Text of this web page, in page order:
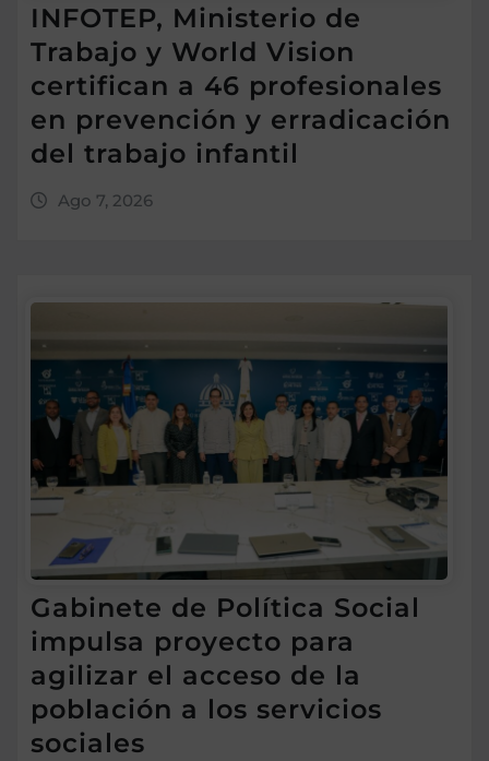
INFOTEP, Ministerio de
Trabajo y World Vision
certifican a 46 profesionales
en prevención y erradicación
del trabajo infantil
Ago 7, 2026
Gabinete de Política Social
impulsa proyecto para
agilizar el acceso de la
población a los servicios
sociales